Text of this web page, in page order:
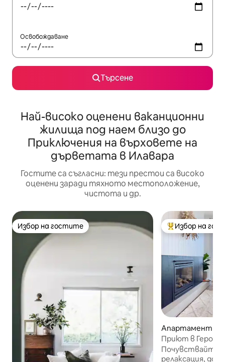
Освобождаване
Търсене
Най-високо оценени ваканционни
жилища под наем близо до
Приключения на върховете на
дърветата в Илавара
Гостите са съгласни: тези престои са високо
оценени заради тяхното местоположение,
чистота и др.
Избор на гостите
Избор на гостите Най-популярен
Избор на
Апартамент за
Gerroa
Приют в Героа
Почувствайте
релаксация,